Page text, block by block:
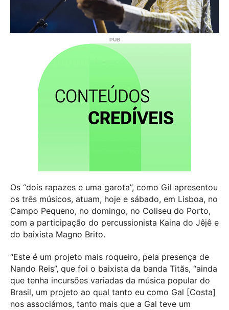
Os “dois rapazes e uma garota”, como Gil apresentou
os três músicos, atuam, hoje e sábado, em Lisboa, no
Campo Pequeno, no domingo, no Coliseu do Porto,
com a participação do percussionista Kaina do Jêjê e
do baixista Magno Brito.
“Este é um projeto mais roqueiro, pela presença de
Nando Reis”, que foi o baixista da banda Titãs, “ainda
que tenha incursões variadas da música popular do
Brasil, um projeto ao qual tanto eu como Gal [Costa]
nos associámos, tanto mais que a Gal teve um